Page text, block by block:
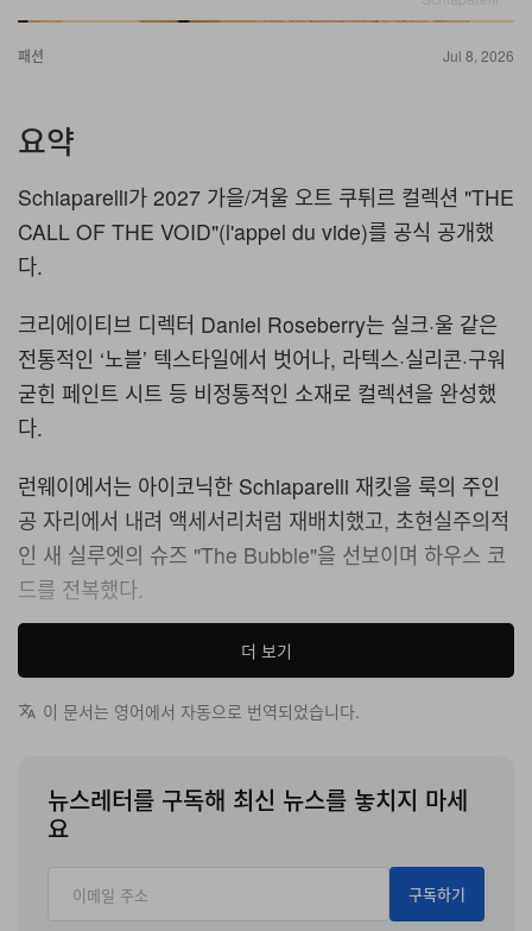
패션 Jul 8, 2026
요약
Schiaparelli가 2027 가을/겨울 오트 쿠튀르 컬렉션 "THE
CALL OF THE VOID"(l'appel du vide)를 공식 공개했
다.
크리에이티브 디렉터 Daniel Roseberry는 실크·울 같은
전통적인 ‘노블’ 텍스타일에서 벗어나, 라텍스·실리콘·구워
굳힌 페인트 시트 등 비정통적인 소재로 컬렉션을 완성했
다.
런웨이에서는 아이코닉한 Schiaparelli 재킷을 룩의 주인
공 자리에서 내려 액세서리처럼 재배치했고, 초현실주의적
인 새 실루엣의 슈즈 "The Bubble"을 선보이며 하우스 코
드를 전복했다.
스키아파렐리가 프랑스 파리에서 2027 가을, 겨울 오트 쿠
튀르 컬렉션 ‘공허의 부름(The Call of the Void)’을 공개
했다. 크리에이티브 디렉터 다니엘 로즈베리는 지난 시즌
된 영감에서 벗어나, 미지의 영역에 완전히 자신을 내맡기
는 과감한 시도를 감행했다.
하우스의 창립자 엘사 스키아파렐리의 초현실주의 정신을
이어받아 실크, 새틴, 울 같은 전통적인 쿠튀르 소재 대신
더 보기
이 문서는 영어에서 자동으로 번역되었습니다.
뉴스레터를 구독해 최신 뉴스를 놓치지 마세
요
구독하기